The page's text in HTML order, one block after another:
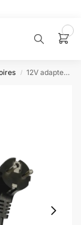
/ 12V adapter 5A met 4 aansluitingen